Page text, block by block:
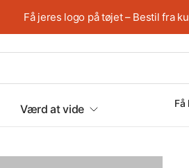
Få jeres logo på tøjet – Bestil fra
Værd at vide Få